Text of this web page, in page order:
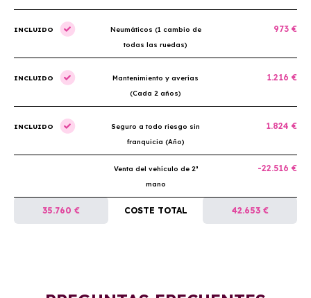
INCLUIDO
Neumáticos (1 cambio de
todas las ruedas)
973 €
INCLUIDO
Mantenimiento y averías
(Cada 2 años)
1.216 €
INCLUIDO
Seguro a todo riesgo sin
franquicia (Año)
1.824 €
Venta del vehículo de 2ª
mano
-22.516 €
35.760 € COSTE TOTAL 42.653 €